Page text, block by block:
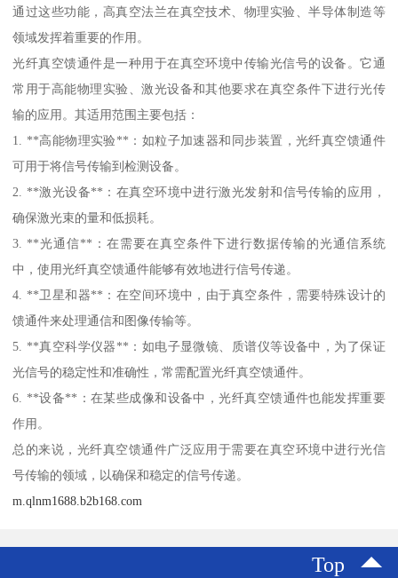
通过这些功能，高真空法兰在真空技术、物理实验、半导体制造等
领域发挥着重要的作用。
光纤真空馈通件是一种用于在真空环境中传输光信号的设备。它通
常用于高能物理实验、激光设备和其他要求在真空条件下进行光传
输的应用。其适用范围主要包括：
1. **高能物理实验**：如粒子加速器和同步装置，光纤真空馈通件
可用于将信号传输到检测设备。
2. **激光设备**：在真空环境中进行激光发射和信号传输的应用，
确保激光束的量和低损耗。
3. **光通信**：在需要在真空条件下进行数据传输的光通信系统
中，使用光纤真空馈通件能够有效地进行信号传递。
4. **卫星和器**：在空间环境中，由于真空条件，需要特殊设计的
馈通件来处理通信和图像传输等。
5. **真空科学仪器**：如电子显微镜、质谱仪等设备中，为了保证
光信号的稳定性和准确性，常需配置光纤真空馈通件。
6. **设备**：在某些成像和设备中，光纤真空馈通件也能发挥重要
作用。
总的来说，光纤真空馈通件广泛应用于需要在真空环境中进行光信
号传输的领域，以确保和稳定的信号传递。
m.qlnm1688.b2b168.com
Top